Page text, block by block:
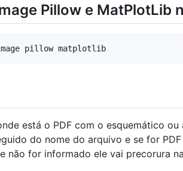
Pillow e MatPlotLib
está o PDF com o esquemático ou
do nome do arquivo e se for
não for informado ele vai precorura